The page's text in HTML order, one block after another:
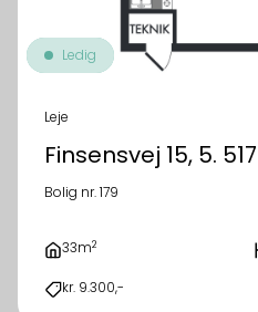
Ledig
Leje
Finsensvej 15, 5. 517
Bolig nr. 179
33m2
kr. 9.300,-